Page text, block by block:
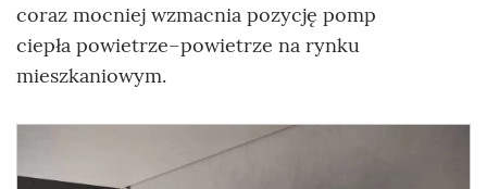
coraz mocniej wzmacnia pozycję pomp
ciepła powietrze–powietrze na rynku
mieszkaniowym.